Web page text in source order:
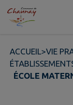
Contenu
ACCUEIL>VIE
ÉCOLE